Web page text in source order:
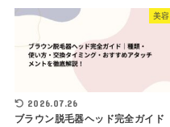
美容
2026.07.26
ブラウン脱毛器ヘッド完全ガイド